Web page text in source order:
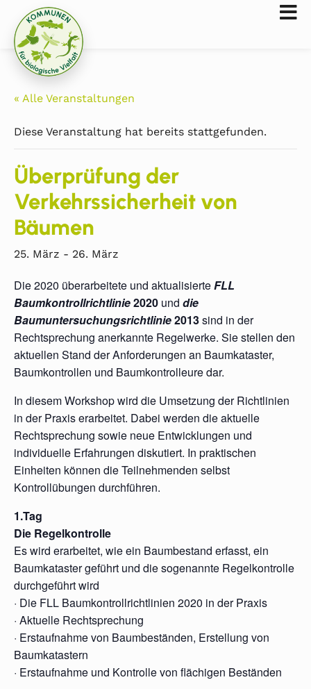
« Alle Veranstaltungen
Diese Veranstaltung hat bereits stattgefunden.
Überprüfung der
Verkehrssicherheit von
Bäumen
25. März - 26. März
Die 2020 überarbeitete und aktualisierteFLL
Baumkontrollrichtlinie2020 und die
Baumuntersuchungsrichtlinie2013sind in der
Rechtsprechung anerkannte Regelwerke. Sie stellen den
aktuellen Stand der Anforderungen an Baumkataster,
Baumkontrollen und Baumkontrolleure dar.
In diesem Workshop wird die Umsetzung der Richtlinien
in der Praxis erarbeitet. Dabei werden die aktuelle
Rechtsprechung sowie neue Entwicklungen und
individuelle Erfahrungen diskutiert. In praktischen
Einheiten können die Teilnehmenden selbst
Kontrollübungen durchführen.
1.Tag
Die Regelkontrolle
Es wird erarbeitet, wie ein Baumbestand erfasst, ein
Baumkataster geführt und die sogenannte Regelkontrolle
durchgeführt wird
· Die FLL Baumkontrollrichtlinien 2020 in der Praxis
· Aktuelle Rechtsprechung
· Erstaufnahme von Baumbeständen, Erstellung von
Baumkatastern
· Erstaufnahme und Kontrolle von flächigen Beständen